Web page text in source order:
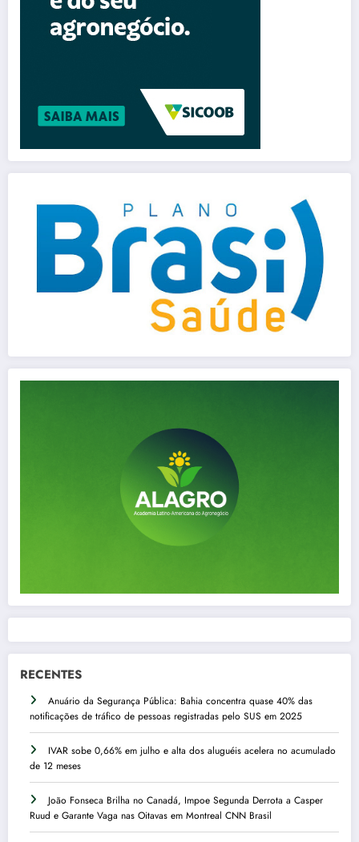
RECENTES
Anuário da Segurança Pública: Bahia concentra quase 40% das
notificações de tráfico de pessoas registradas pelo SUS em 2025
IVAR sobe 0,66% em julho e alta dos aluguéis acelera no acumulado
de 12 meses
João Fonseca Brilha no Canadá, Impoe Segunda Derrota a Casper
Ruud e Garante Vaga nas Oitavas em Montreal CNN Brasil